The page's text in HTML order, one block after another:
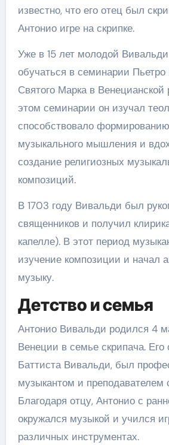
известно, что его отец был
Антонио игре на скрипке.
Уже в 15 лет молодой
обучаться в семинарии
Святого Марка в Венецианской
этом семинарии он изучал
способствовало
музыкального мышления и
создание религиозных
композиций.
В 1703 году Вивальди был
священников и получил
капелле). В этот период
изучение композиции и начал
музыку.
Детство и семья
Антонио Вивальди родился 4
Венеции в семье скрипача. Его
Баттиста Вивальди, был
музыкантом и преподавателем
Благодаря отцу, Антонио с
окружался музыкой и учился
различных инструментах.